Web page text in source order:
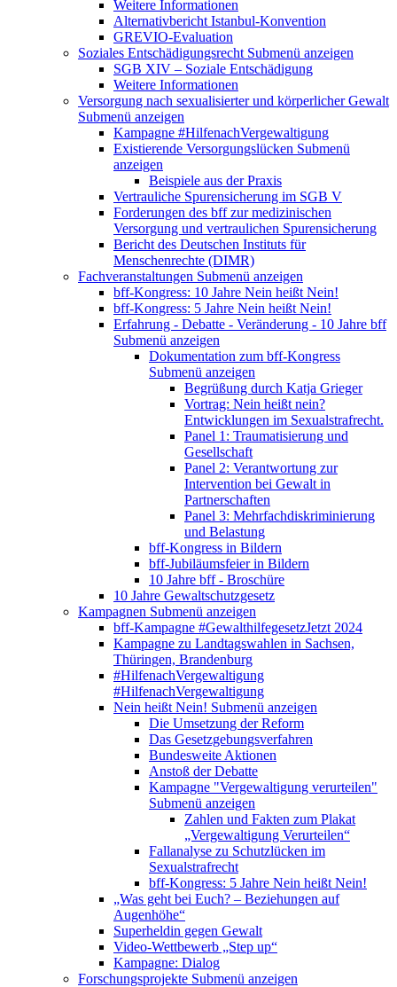
Weitere Informationen
Alternativbericht Istanbul-Konvention
GREVIO-Evaluation
Soziales Entschädigungsrecht Submenü anzeigen
SGB XIV – Soziale Entschädigung
Weitere Informationen
Versorgung nach sexualisierter und körperlicher Gewalt
Submenü anzeigen
Kampagne #HilfenachVergewaltigung
Existierende Versorgungslücken Submenü
anzeigen
Beispiele aus der Praxis
Vertrauliche Spurensicherung im SGB V
Forderungen des bff zur medizinischen
Versorgung und vertraulichen Spurensicherung
Bericht des Deutschen Instituts für
Menschenrechte (DIMR)
Fachveranstaltungen Submenü anzeigen
bff-Kongress: 10 Jahre Nein heißt Nein!
bff-Kongress: 5 Jahre Nein heißt Nein!
Erfahrung - Debatte - Veränderung - 10 Jahre bff
Submenü anzeigen
Dokumentation zum bff-Kongress
Submenü anzeigen
Begrüßung durch Katja Grieger
Vortrag: Nein heißt nein?
Entwicklungen im Sexualstrafrecht.
Panel 1: Traumatisierung und
Gesellschaft
Panel 2: Verantwortung zur
Intervention bei Gewalt in
Partnerschaften
Panel 3: Mehrfachdiskriminierung
und Belastung
bff-Kongress in Bildern
bff-Jubiläumsfeier in Bildern
10 Jahre bff - Broschüre
10 Jahre Gewaltschutzgesetz
Kampagnen Submenü anzeigen
bff-Kampagne #GewalthilfegesetzJetzt 2024
Kampagne zu Landtagswahlen in Sachsen,
Thüringen, Brandenburg
#HilfenachVergewaltigung
#HilfenachVergewaltigung
Nein heißt Nein! Submenü anzeigen
Die Umsetzung der Reform
Das Gesetzgebungsverfahren
Bundesweite Aktionen
Anstoß der Debatte
Kampagne "Vergewaltigung verurteilen"
Submenü anzeigen
Zahlen und Fakten zum Plakat
„Vergewaltigung Verurteilen“
Fallanalyse zu Schutzlücken im
Sexualstrafrecht
bff-Kongress: 5 Jahre Nein heißt Nein!
„Was geht bei Euch? – Beziehungen auf
Augenhöhe“
Superheldin gegen Gewalt
Video-Wettbewerb „Step up“
Kampagne: Dialog
Forschungsprojekte Submenü anzeigen